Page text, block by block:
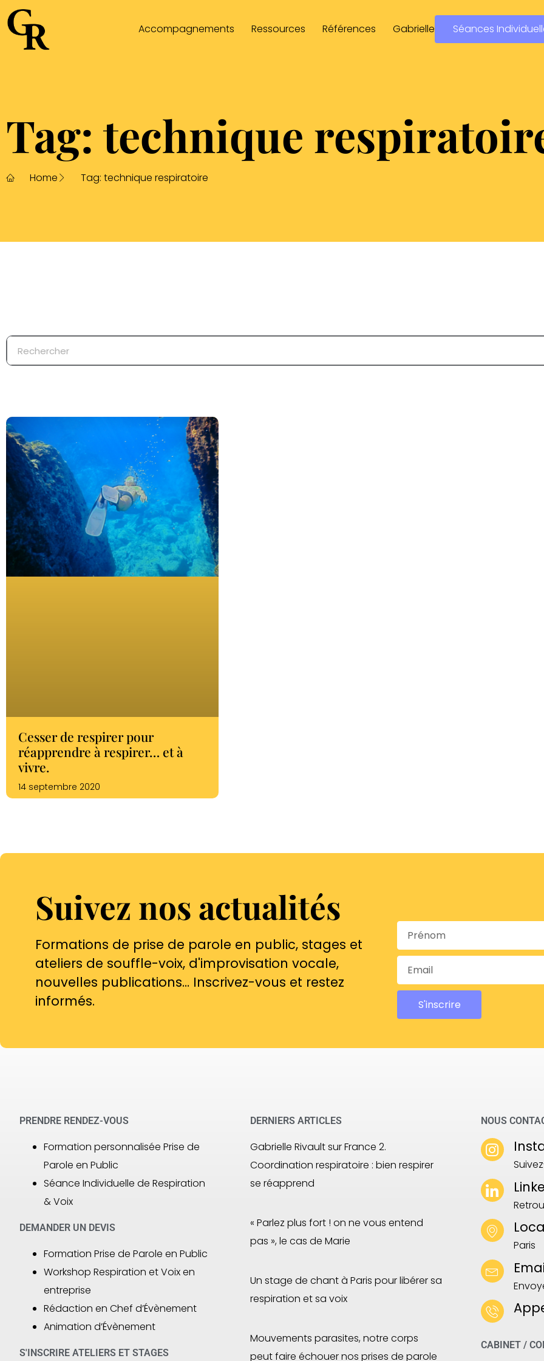
Accompagnements Ressources Références Gabrielle Séances
Tag: technique
Home Tag: technique respiratoire
Cesser de respirer pour
réapprendre à respirer… et à
vivre.
14 septembre 2020
Suivez nos actualités
Formations de prise de parole en public, stages et
ateliers de souffle-voix, d'improvisation vocale,
nouvelles publications… Inscrivez-vous et restez
informés.
S'inscrire
PRENDRE RENDEZ-VOUS
Formation personnalisée Prise de
Parole en Public
Séance Individuelle de Respiration
& Voix
DEMANDER UN DEVIS
Formation Prise de Parole en Public
Workshop Respiration et Voix en
entreprise
Rédaction en Chef d’Évènement
Animation d’Évènement
S'INSCRIRE ATELIERS ET STAGES
DERNIERS ARTICLES
Gabrielle Rivault sur France 2.
Coordination respiratoire : bien respirer
se réapprend
« Parlez plus fort ! on ne vous entend
pas », le cas de Marie
Un stage de chant à Paris pour libérer sa
respiration et sa voix
Mouvements parasites, notre corps
peut faire échouer nos prises de parole
NOUS
Paris
CABINET /